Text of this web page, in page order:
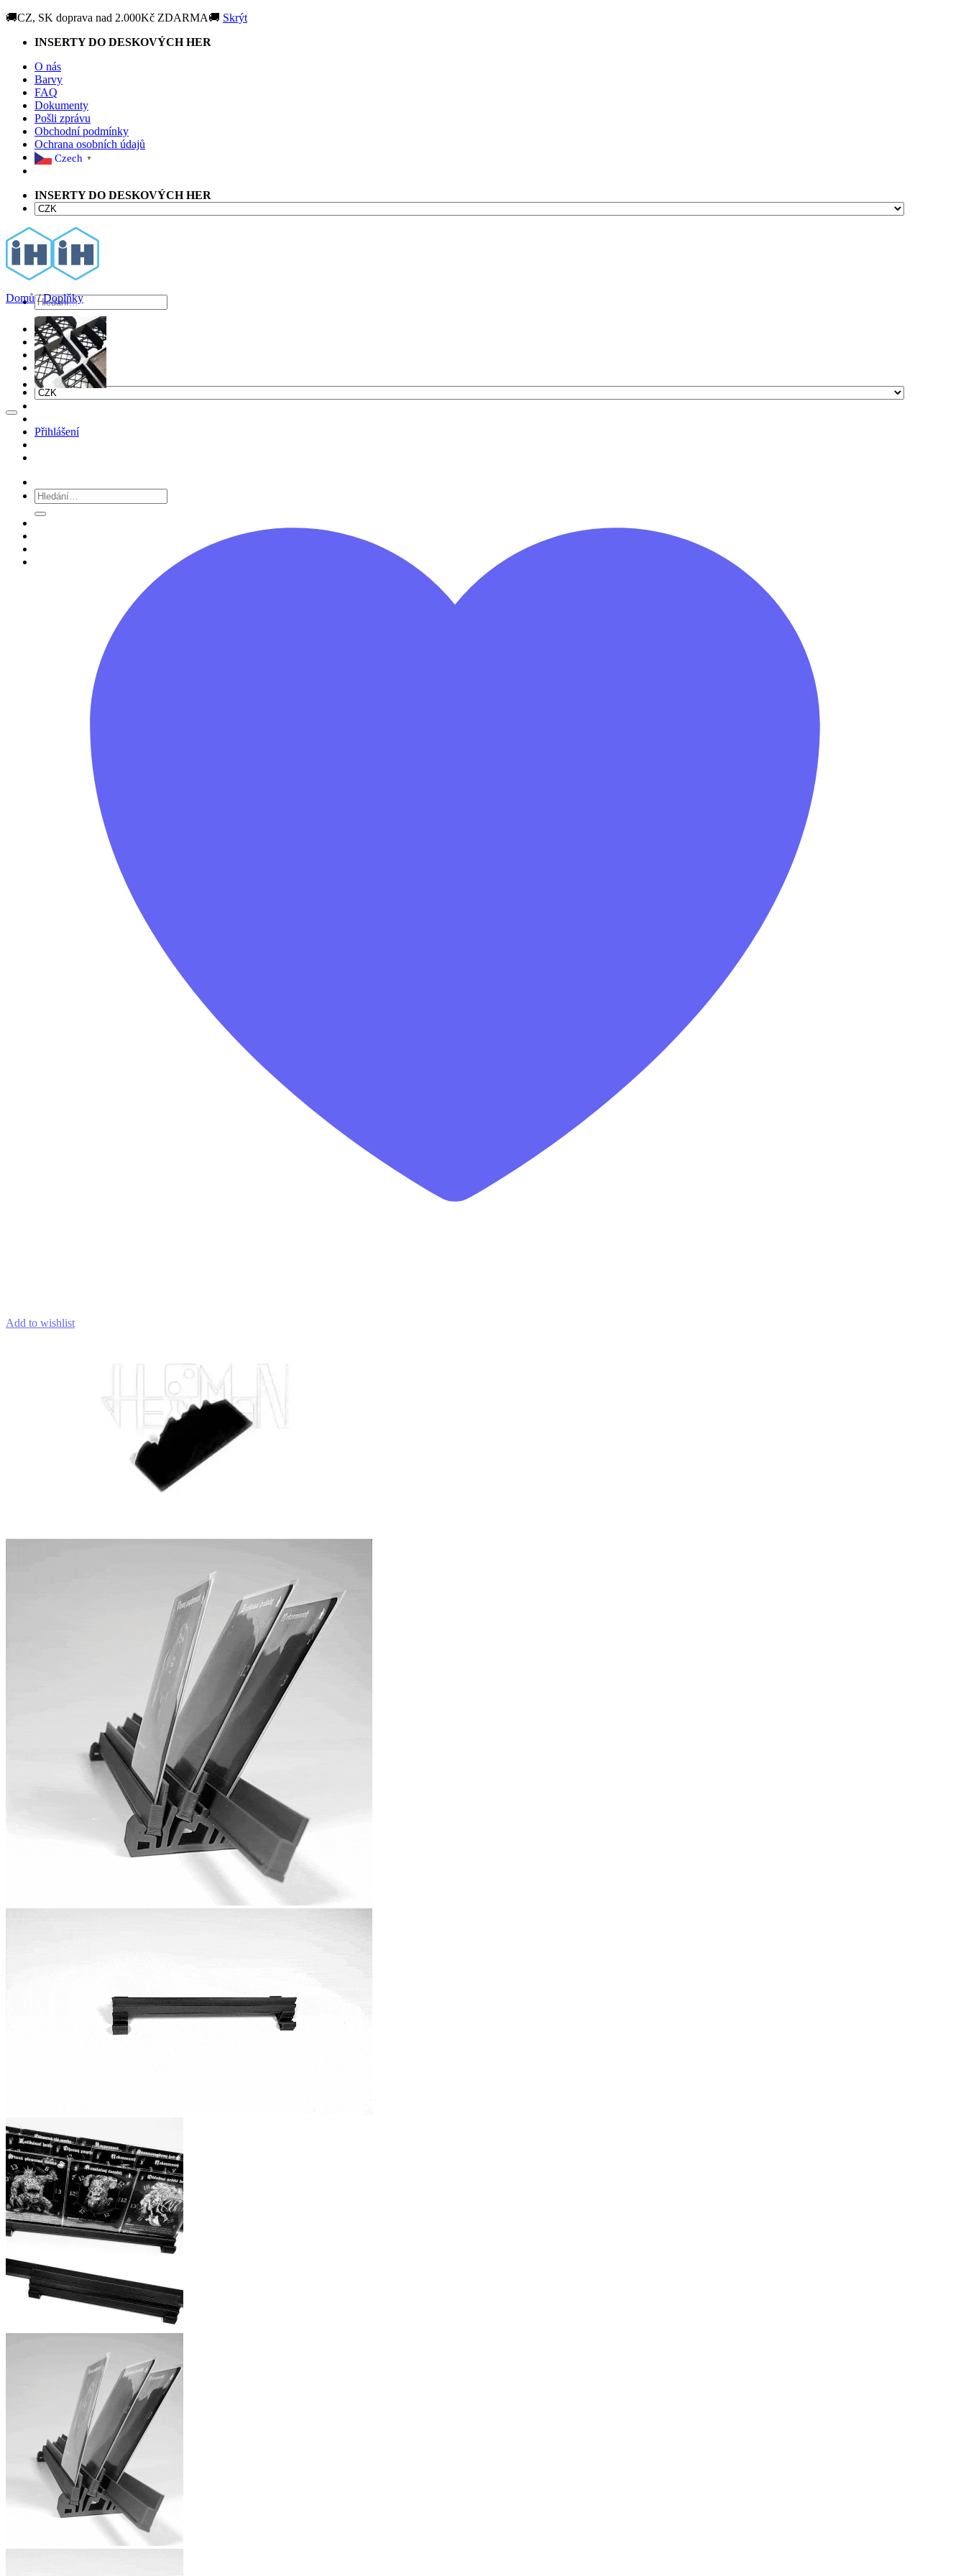
🚚CZ, SK doprava nad 2.000Kč ZDARMA🚚 Skrýt
Přeskočit
obsah
INSERTY DO DESKOVÝCH HER
O nás
Barvy
FAQ
Dokumenty
Pošli zprávu
Obchodní podmínky
Ochrana osobních údajů
Czech ▼
INSERTY DO DESKOVÝCH HER
Hledat:
Home
Shop
Barvy
Before buying
Přihlášení
Hledat:
Domů / Doplňky
Add to wishlist